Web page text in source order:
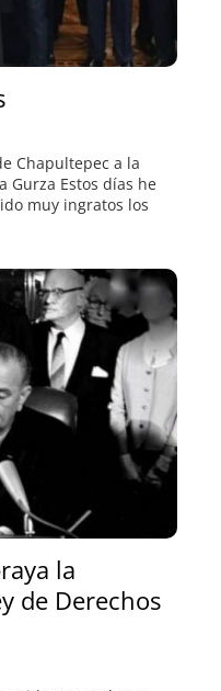
Chapultepec a la
Gurza Estos días he
muy ingratos los
la
de Derechos